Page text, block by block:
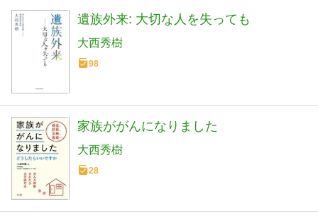
遺族外来: 大切な人を失っても
大西秀樹
98
家族ががんになりました
大西秀樹
28